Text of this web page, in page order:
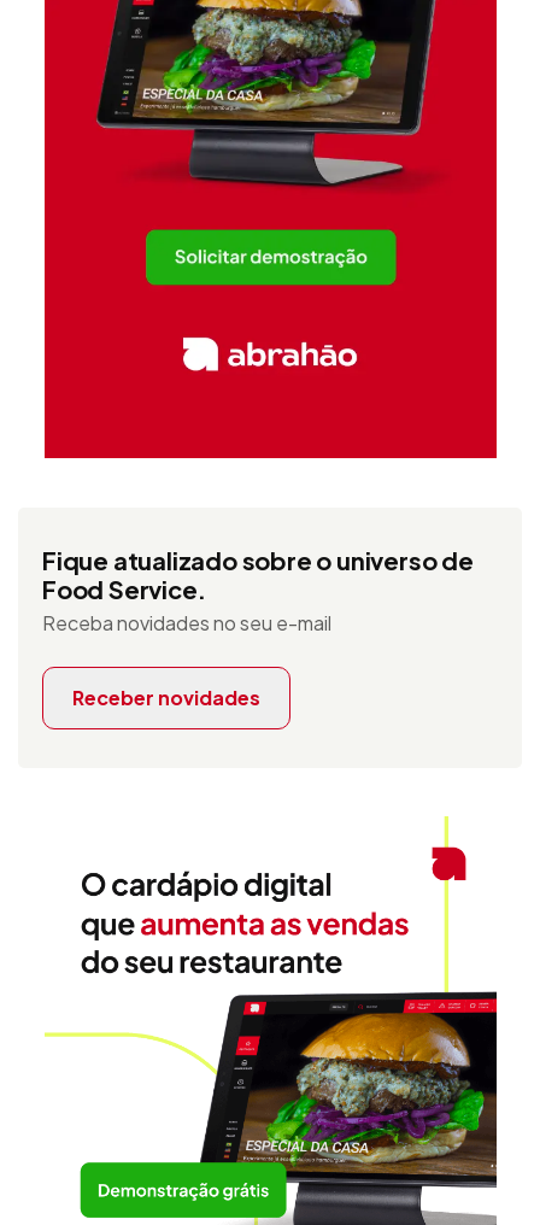
Fique atualizado sobre o universo de
Food Service.
Receba novidades no seu e-mail
Receber novidades